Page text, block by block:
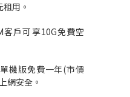
用。
戶可享10G免費空
機版免費一年(市價
網安全。